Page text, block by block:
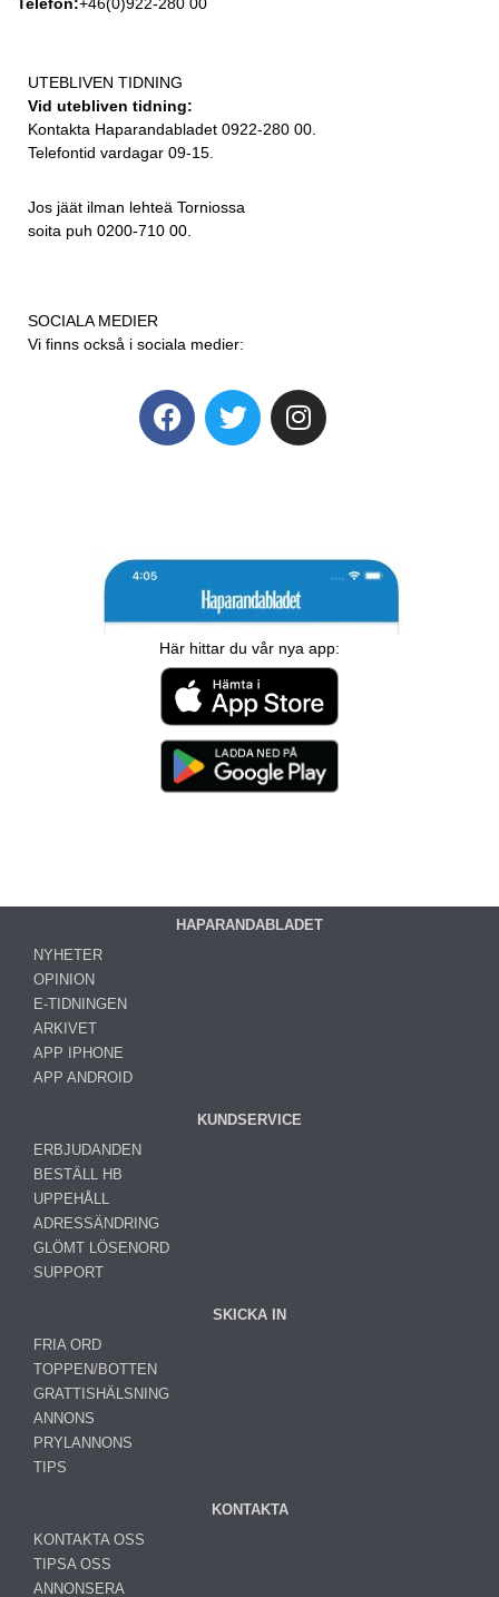
UTEBLIVEN TIDNING
Vid utebliven tidning:
Kontakta Haparandabladet 0922-280 00.
Telefontid vardagar 09-15.
Jos jäät ilman lehteä Torniossa
soita puh 0200-710 00.
SOCIALA MEDIER
Vi finns också i sociala medier:
Här hittar du vår nya app:
HAPARANDABLADET
NYHETER
OPINION
E-TIDNINGEN
ARKIVET
APP IPHONE
APP ANDROID
KUNDSERVICE
ERBJUDANDEN
BESTÄLL HB
UPPEHÅLL
ADRESSÄNDRING
GLÖMT LÖSENORD
SUPPORT
SKICKA IN
FRIA ORD
TOPPEN/BOTTEN
GRATTISHÄLSNING
ANNONS
PRYLANNONS
TIPS
KONTAKTA
KONTAKTA OSS
TIPSA OSS
ANNONSERA